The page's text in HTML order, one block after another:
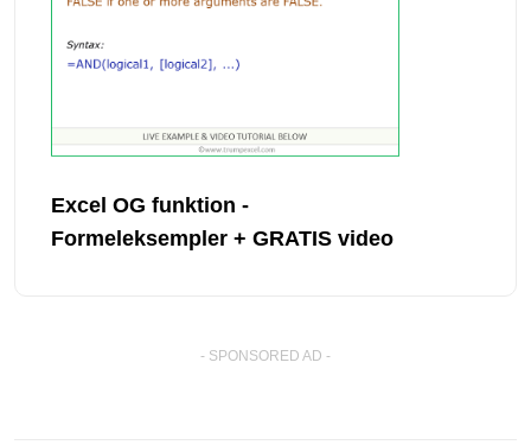
Excel OG funktion -
Formeleksempler + GRATIS video
- SPONSORED AD -